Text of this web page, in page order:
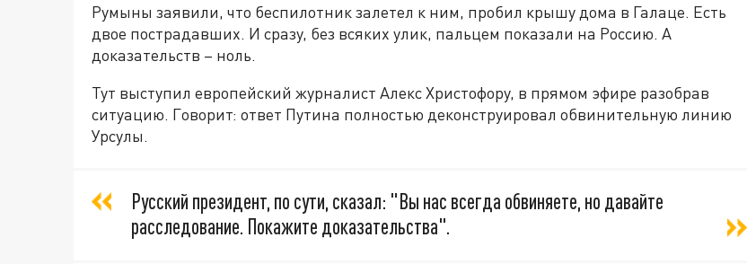
Румыны заявили, что беспилотник залетел к ним, пробил крышу дома в Галаце. Есть
двое пострадавших. И сразу, без всяких улик, пальцем показали на Россию. А
доказательств – ноль.
Тут выступил европейский журналист Алекс Христофору, в прямом эфире разобрав
ситуацию. Говорит: ответ Путина полностью деконструировал обвинительную линию
Урсулы.
Русский президент, по сути, сказал: "Вы нас всегда обвиняете, но давайте
расследование. Покажите доказательства".